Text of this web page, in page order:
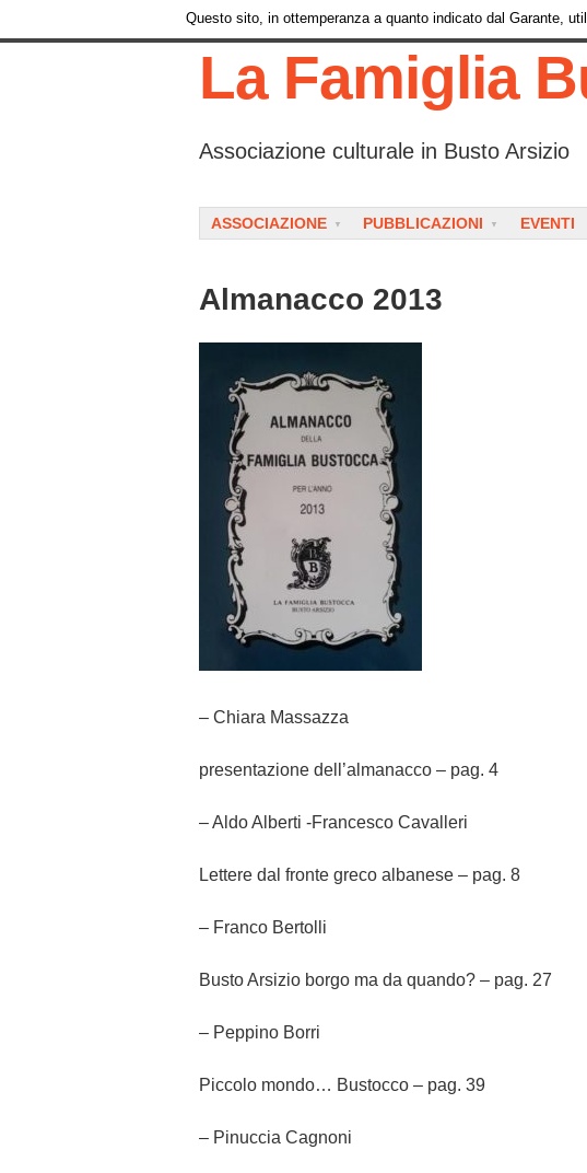
La Famiglia
Associazione culturale in Busto Arsizio
Menu
SKIP TO CONTENT
ASSOCIAZIONE PUBBLICAZIONI EVENTI
Almanacco 2013
– Chiara Massazza
presentazione dell’almanacco – pag. 4
– Aldo Alberti -Francesco Cavalleri
Lettere dal fronte greco albanese – pag. 8
– Franco Bertolli
Busto Arsizio borgo ma da quando? – pag. 27
– Peppino Borri
Piccolo mondo… Bustocco – pag. 39
– Pinuccia Cagnoni
Questo sito, in ottemperanza a quanto indicato dal Garante,